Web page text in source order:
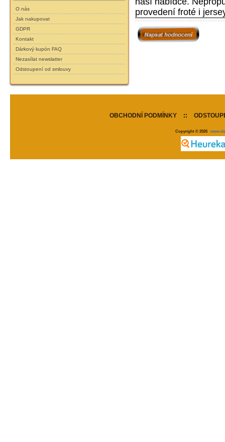
O nás
Jak nakupovat
GDPR
Kontakt
Dárkový kupón FAQ
Nezasílat newslatter
Odstoupení od smlouvy
provedení froté i
OBCHODNÍ PODMÍNKY ::
Copyright © 2026